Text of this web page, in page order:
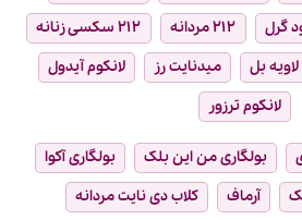
گرل ۲۱۲ مردانه
۲۱۲ سکسی زنانه
بل میدنایت رز
لانکوم آیدول
لانکوم ترزور
بولگاری من این بلک
بولگاری آکوا
آرماف
کلاب دی نایت مردانه